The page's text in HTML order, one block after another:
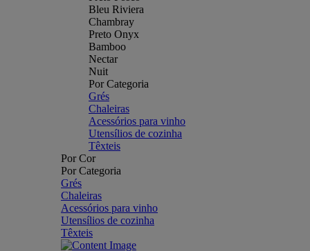
Bleu Riviera
Chambray
Preto Onyx
Bamboo
Nectar
Nuit
Por Categoria
Grés
Chaleiras
Acessórios para vinho
Utensílios de cozinha
Têxteis
Por Cor
Por Categoria
Grés
Chaleiras
Acessórios para vinho
Utensílios de cozinha
Têxteis